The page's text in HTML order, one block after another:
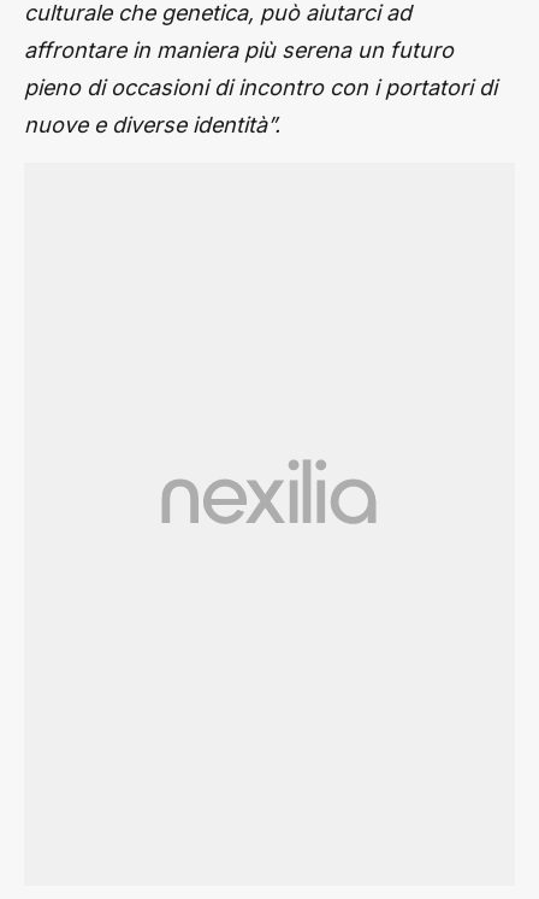
culturale che genetica, può aiutarci ad
affrontare in maniera più serena un futuro
pieno di occasioni di incontro con i portatori di
nuove e diverse identità”.